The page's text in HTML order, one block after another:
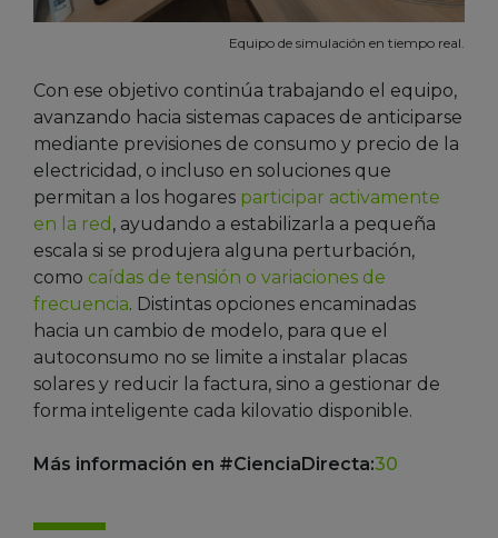
Equipo de simulación en tiempo real.
Con ese objetivo continúa trabajando el equipo,
avanzando hacia sistemas capaces de anticiparse
mediante previsiones de consumo y precio de la
electricidad, o incluso en soluciones que
permitan a los hogares participar activamente
en la red , ayudando a estabilizarla a pequeña
escala si se produjera alguna perturbación,
como caídas de tensión o variaciones de
frecuencia. Distintas opciones encaminadas
hacia un cambio de modelo, para que el
autoconsumo no se limite a instalar placas
solares y reducir la factura, sino a gestionar de
forma inteligente cada kilovatio disponible.
Más información en #CienciaDirecta:30